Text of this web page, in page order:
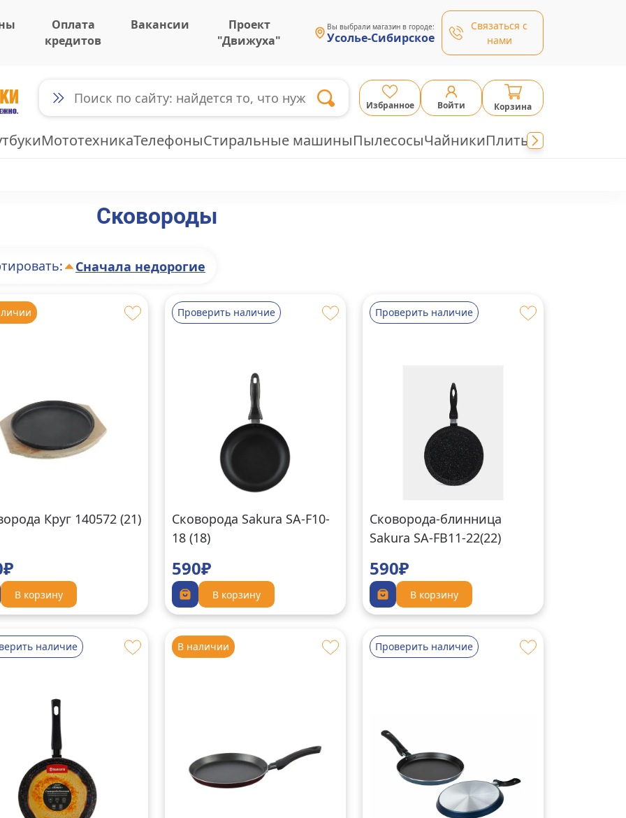
Оплата
кредитов
Вакансии
Проект
"Движуха"
Вы выбрали магазин в городе:
Усолье-Сибирское
Связаться с
нами
Избранное Войти Корзина
МототехникаТелефоныСтиральные машиныПылесосыЧайникиПлиты
Сковороды
Сначала недорогие
Круг 140572 (21)
В корзину
Проверить наличие
Сковорода Sakura SA-F10-
18 (18)
590₽
В корзину
Проверить наличие
Сковорода-блинница
Sakura SA-FB11-22(22)
590₽
В корзину
наличие В наличии Проверить наличие